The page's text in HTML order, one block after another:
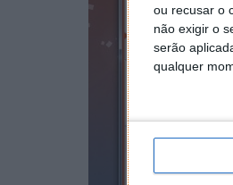
ou recusar o
não exigir o
serão
qualquer